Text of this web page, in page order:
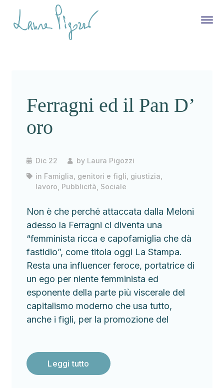
Ferragni ed il Pan D’
oro
Dic 22 by Laura Pigozzi
in Famiglia, genitori e figli giustizia
lavoro Pubblicità Sociale
Non è che perché attaccata dalla Meloni
adesso la Ferragni ci diventa una
“femminista ricca e capofamiglia che dà
fastidio”, come titola oggi La Stampa.
Resta una influencer feroce, portatrice di
un ego per niente femminista ed
esponente della parte più viscerale del
capitalismo moderno che usa tutto,
anche i figli, per la promozione del
Leggi tutto